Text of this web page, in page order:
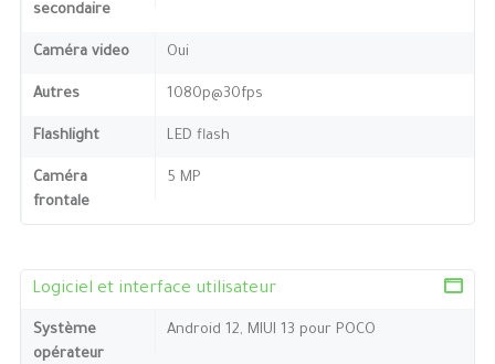
secondaire
Caméra video Oui
Autres 1080p@30fps
Flashlight LED flash
Caméra
frontale
5 MP
Logiciel et interface utilisateur
Système
opérateur
Android 12, MIUI 13 pour POCO